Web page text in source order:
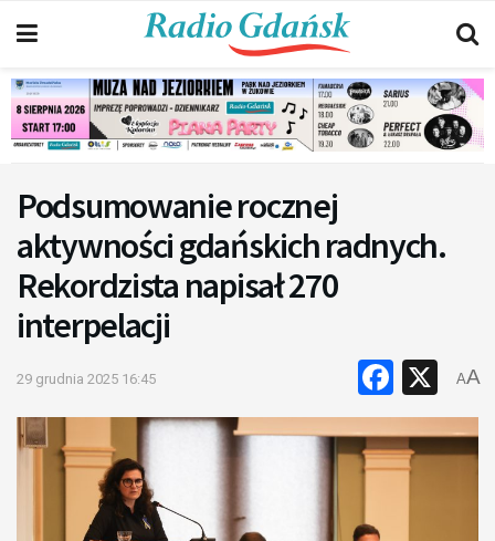
Podsumowanie rocznej
aktywności gdańskich radnych.
Rekordzista napisał 270
interpelacji
29 grudnia 2025 16:45 X
AA